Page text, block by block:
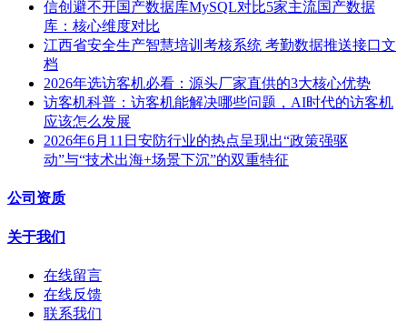
信创避不开国产数据库MySQL对比5家主流国产数据
库：核心维度对比
江西省安全生产智慧培训考核系统 考勤数据推送接口文
档
2026年选访客机必看：源头厂家直供的3大核心优势
访客机科普：访客机能解决哪些问题，AI时代的访客机
应该怎么发展
2026年6月11日安防行业的热点呈现出“政策强驱
动”与“技术出海+场景下沉”的双重特征
公司资质
关于我们
在线留言
在线反馈
联系我们